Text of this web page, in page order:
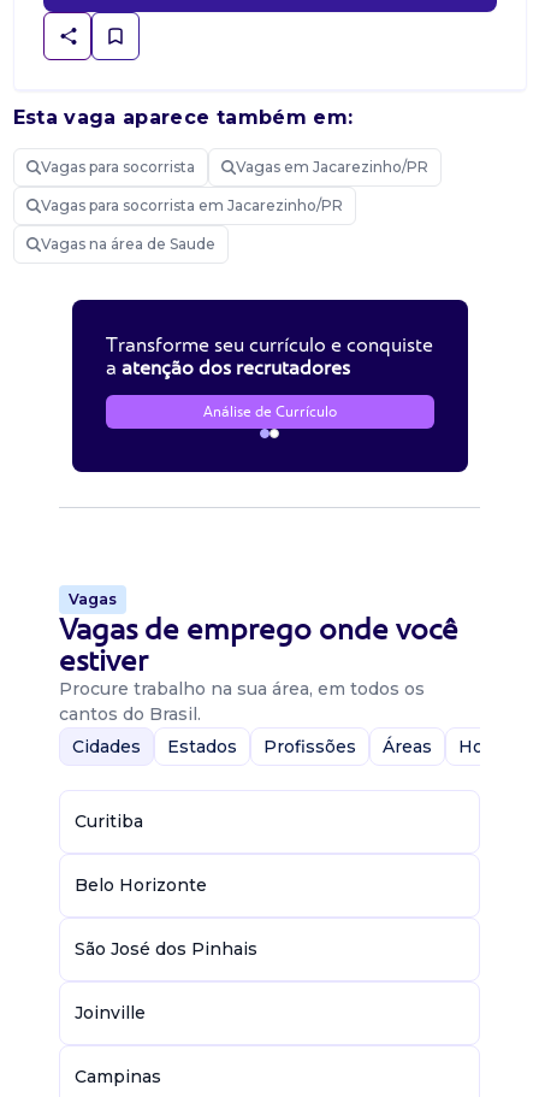
Esta vaga aparece também em:
Vagas para socorrista Vagas em Jacarezinho/PR
Vagas para socorrista em Jacarezinho/PR
Vagas na área de Saude
Transforme seu currículo e conquiste
a atenção dos recrutadores
Análise de Currículo
Vagas
Vagas de emprego onde você
estiver
Procure trabalho na sua área, em todos os
cantos do Brasil.
Cidades
Estados Profissões Áreas Home-
Curitiba
Belo Horizonte
São José dos Pinhais
Joinville
Campinas